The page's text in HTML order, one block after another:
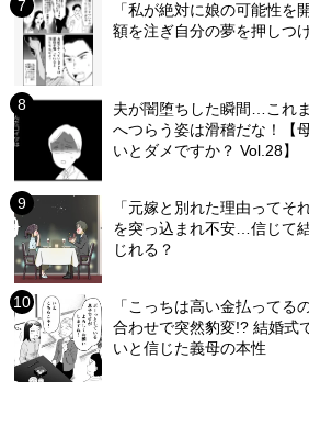
「私が絶対に娘の可能性
額を注ぎ自分の夢を押しつ
夫が闇堕ちした瞬間…これ
へつらう姿は滑稽だな！【
いとダメですか？ Vol.28】
「元嫁と別れた理由ってそ
を突っ込まれ不安…信じて
じれる？
「こっちは高い金払ってる
合わせで突然豹変!? 結婚式
いと信じた義母の本性